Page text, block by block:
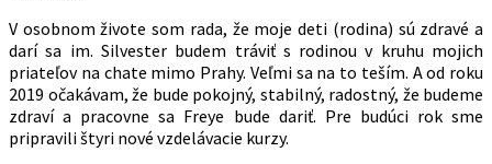
V osobnom živote som rada, že moje deti (rodina) sú zdravé a
darí sa im. Silvester budem tráviť s rodinou v kruhu mojich
priateľov na chate mimo Prahy. Veľmi sa na to teším. A od roku
2019 očakávam, že bude pokojný, stabilný, radostný, že budeme
zdraví a pracovne sa Freye bude dariť. Pre budúci rok sme
pripravili štyri nové vzdelávacie kurzy.